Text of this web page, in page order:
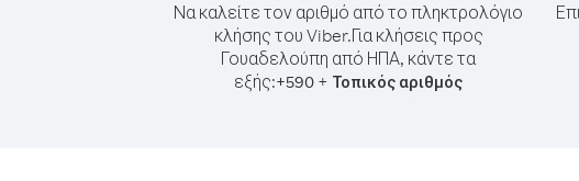
Να καλείτε τον αριθμό από το πληκτρολόγιο
κλήσης του Viber.Για κλήσεις προς
Γουαδελούπη από ΗΠΑ, κάντε τα
εξής:+590 + Τοπικός αριθμός